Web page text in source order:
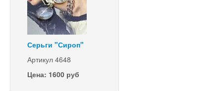
Серьги "Сироп"
Артикул 4648
Цена: 1600 руб